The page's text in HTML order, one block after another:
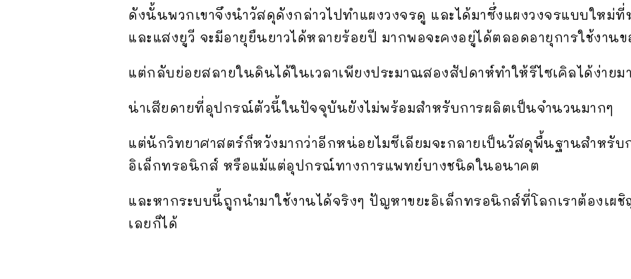
ดังนั้นพวกเขาจึงนำวัสดุดังกล่าวไปทำแผงวงจรดู และได้มาซึ่งแผงวงจรแบบใหม่
และแสงยูวี จะมีอายุยืนยาวได้หลายร้อยปี มากพอจะคงอยู่ได้ตลอดอายุการใช้งา
แต่กลับย่อยสลายในดินได้ในเวลาเพียงประมาณสองสัปดาห์ทำให้รีไซเคิลได้ง่ายม
น่าเสียดายที่อุปกรณ์ตัวนี้ในปัจจุบันยังไม่พร้อมสำหรับการผลิตเป็นจำนวนมากๆ
แต่นักวิทยาศาสตร์ก็หวังมากว่าอีกหน่อยไมซีเลียมจะกลายเป็นวัสดุพื้นฐานสำหรับ
อิเล็กทรอนิกส์ หรือแม้แต่อุปกรณ์ทางการแพทย์บางชนิดในอนาคต
และหากระบบนี้ถูกนำมาใช้งานได้จริงๆ ปัญหาขยะอิเล็กทรอนิกส์ที่โลกเราต้องเผชิ
เลยก็ได้